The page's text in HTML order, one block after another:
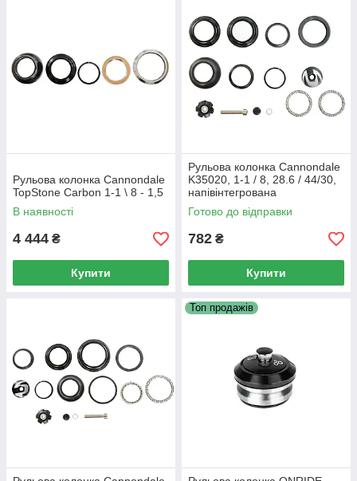
Рульова колонка Cannondale
TopStone Carbon 1-1 \ 8 - 1,5
В наявності
4 444 ₴
Купити
Рульова колонка Cannondale
K35020, 1-1 / 8, 28.6 / 44/30,
напівінтегрована
Готово до відправки
782 ₴
Купити
Топ продажів